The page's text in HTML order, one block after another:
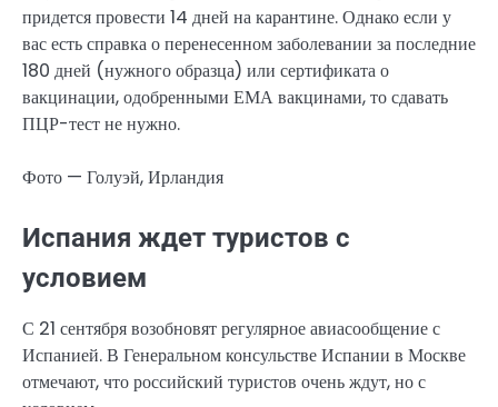
придется провести 14 дней на карантине. Однако если у
вас есть справка о перенесенном заболевании за последние
180 дней (нужного образца) или сертификата о
вакцинации, одобренными ЕМА вакцинами, то сдавать
ПЦР-тест не нужно.
Фото — Голуэй, Ирландия
Испания ждет туристов с
условием
С 21 сентября возобновят регулярное авиасообщение с
Испанией. В Генеральном консульстве Испании в Москве
отмечают, что российский туристов очень ждут, но с